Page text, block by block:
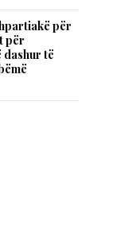
për
për
dashur të